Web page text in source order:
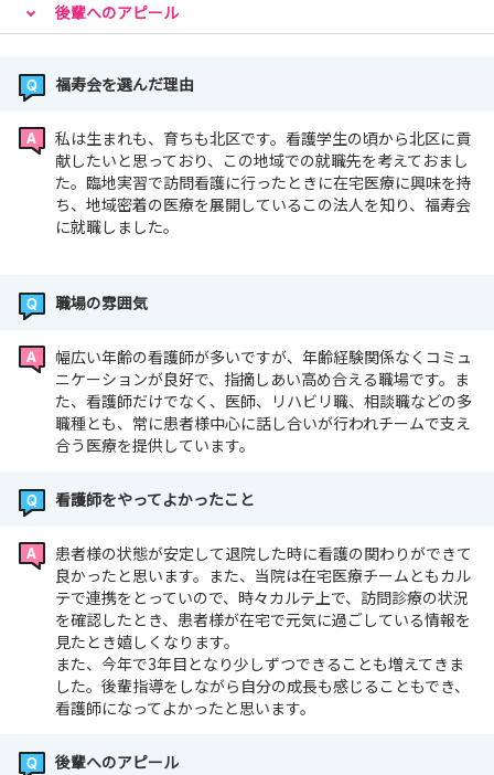
後輩へのアピール
福寿会を選んだ理由
私は生まれも、育ちも北区です。看護学生の頃から北区に貢
献したいと思っており、この地域での就職先を考えておまし
た。臨地実習で訪問看護に行ったときに在宅医療に興味を持
ち、地域密着の医療を展開しているこの法人を知り、福寿会
に就職しました。
職場の雰囲気
幅広い年齢の看護師が多いですが、年齢経験関係なくコミュ
ニケーションが良好で、指摘しあい高め合える職場です。ま
た、看護師だけでなく、医師、リハビリ職、相談職などの多
職種とも、常に患者様中心に話し合いが行われチームで支え
合う医療を提供しています。
看護師をやってよかったこと
患者様の状態が安定して退院した時に看護の関わりができて
良かったと思います。また、当院は在宅医療チームともカル
テで連携をとっていので、時々カルテ上で、訪問診療の状況
を確認したとき、患者様が在宅で元気に過ごしている情報を
見たとき嬉しくなります。
また、今年で3年目となり少しずつできることも増えてきま
した。後輩指導をしながら自分の成長も感じることもでき、
看護師になってよかったと思います。
後輩へのアピール